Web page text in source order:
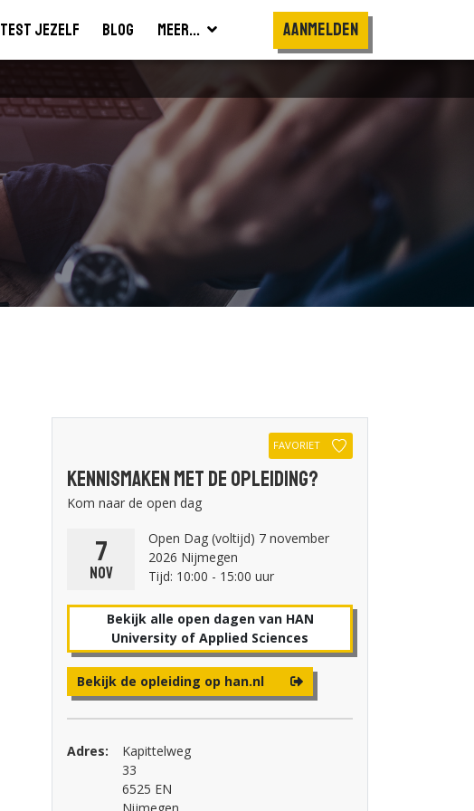
Test jezelf Blog Meer... Aanmelden
FAVORIET
Kennismaken met de opleiding?
Kom naar de open dag
7
nov
Open Dag (voltijd) 7 november
2026 Nijmegen
Tijd: 10:00 - 15:00 uur
Bekijk alle open dagen van HAN
University of Applied Sciences
Bekijk de opleiding op han.nl
Adres:
Kapittelweg
33
6525 EN
Nijmegen